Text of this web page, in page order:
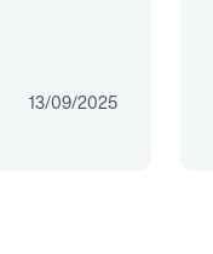
13/09/2025